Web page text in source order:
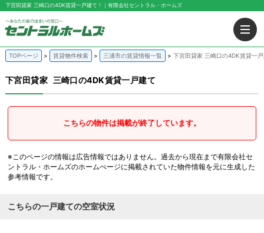
下宮田貸家 三崎口の4DK賃貸一戸建て！｜有限会社セントラル・ホームズ
TOPページ 賃貸物件検索 三浦市の賃貸情報一覧 下宮田貸家 三崎口の4DK賃貸一
下宮田貸家 三崎口の4DK賃貸一戸建て
こちらの物件は掲載が終了しています。
※このページの情報は広告情報ではありません。過去から現在まで有限会社セ
ントラル・ホームズのホームぺージに掲載されていた物件情報を元に生成した
参考情報です。
こちらの一戸建ての空室状況